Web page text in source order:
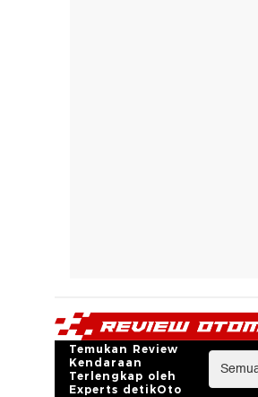
Temukan Review
Kendaraan
Terlengkap oleh
Experts detikOto